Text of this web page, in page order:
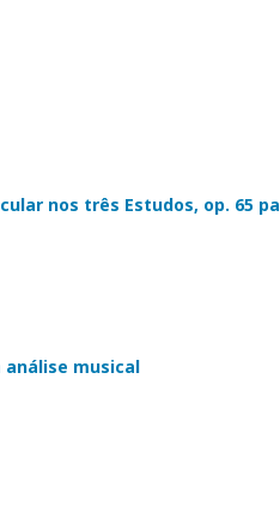
nos três Estudos, op. 65
musical